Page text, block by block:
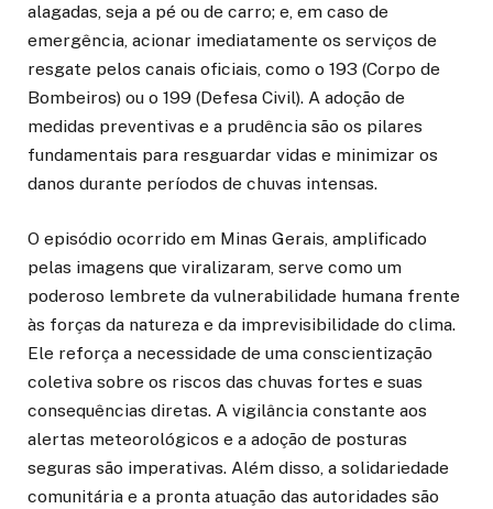
alagadas, seja a pé ou de carro; e, em caso de
emergência, acionar imediatamente os serviços de
resgate pelos canais oficiais, como o 193 (Corpo de
Bombeiros) ou o 199 (Defesa Civil). A adoção de
medidas preventivas e a prudência são os pilares
fundamentais para resguardar vidas e minimizar os
danos durante períodos de chuvas intensas.
O episódio ocorrido em Minas Gerais, amplificado
pelas imagens que viralizaram, serve como um
poderoso lembrete da vulnerabilidade humana frente
às forças da natureza e da imprevisibilidade do clima.
Ele reforça a necessidade de uma conscientização
coletiva sobre os riscos das chuvas fortes e suas
consequências diretas. A vigilância constante aos
alertas meteorológicos e a adoção de posturas
seguras são imperativas. Além disso, a solidariedade
comunitária e a pronta atuação das autoridades são